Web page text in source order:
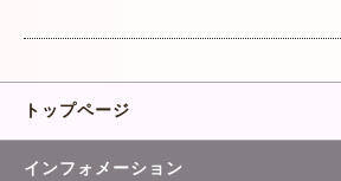
トップページ
インフォメーション